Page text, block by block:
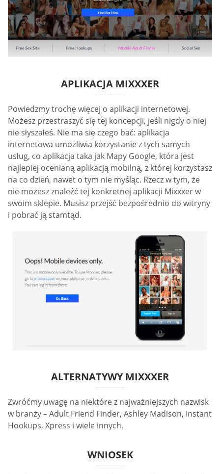
APLIKACJA MIXXXER
Powiedzmy trochę więcej o aplikacji internetowej.
Możesz przestraszyć się tej koncepcji, jeśli nigdy o niej
nie słyszałeś. Nie ma się czego bać: aplikacja
internetowa umożliwia korzystanie z tych samych
usług, co aplikacja taka jak Mapy Google, która jest
najlepiej ocenianą aplikacją mobilną, z której korzystasz
na co dzień, nawet o tym nie myśląc. Rzecz w tym, że
nie możesz znaleźć tej konkretnej aplikacji Mixxxer w
swoim sklepie. Musisz przejść bezpośrednio do witryny
i pobrać ją stamtąd.
ALTERNATYWY MIXXXER
Zwróćmy uwagę na niektóre z najważniejszych nazwisk
w branży – Adult Friend Finder, Ashley Madison, Instant
Hookups, Xpress i wiele innych.
WNIOSEK